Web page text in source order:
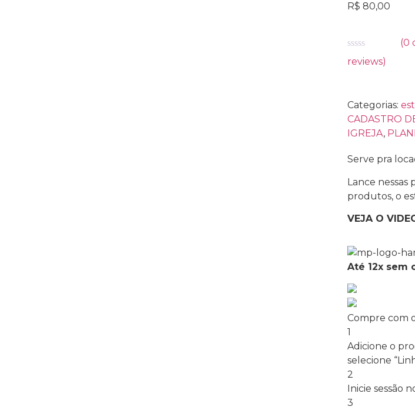
R$ 80,00
Avaliação
0
(0
reviews)
Categorias:
CADASTRO
IGREJA,
Serve pra
Lance nessas
produtos, o
VEJA O
Até 12x sem
Compre com
1
Adicione o
selecione
2
Inicie sessão
3